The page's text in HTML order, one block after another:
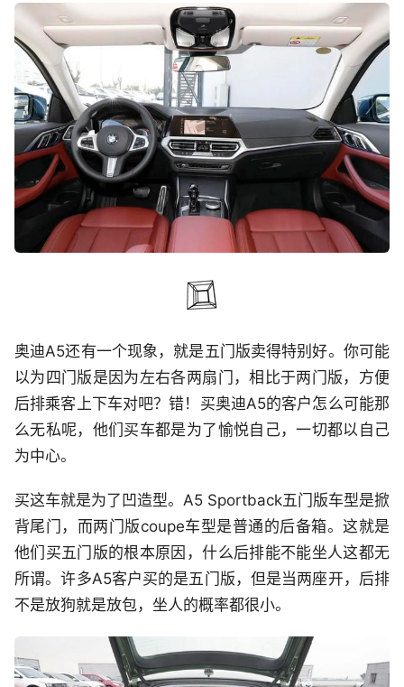
奥迪A5还有一个现象，就是五门版卖得特别好。你可能
以为四门版是因为左右各两扇门，相比于两门版，方便
后排乘客上下车对吧？错！买奥迪A5的客户怎么可能那
么无私呢，他们买车都是为了愉悦自己，一切都以自己
为中心。
买这车就是为了凹造型。A5 Sportback五门版车型是掀
背尾门，而两门版coupe车型是普通的后备箱。这就是
他们买五门版的根本原因，什么后排能不能坐人这都无
所谓。许多A5客户买的是五门版，但是当两座开，后排
不是放狗就是放包，坐人的概率都很小。